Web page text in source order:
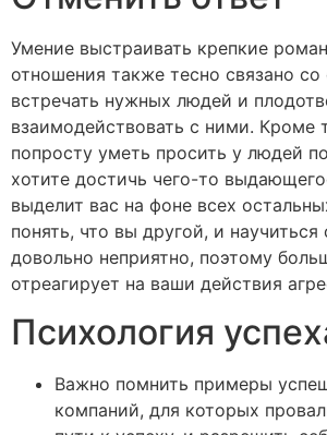
Умение выстраивать крепкие
отношения также тесно связано
встречать нужных людей и
взаимодействовать с ними. Кроме
попросту уметь просить у людей
хотите достичь чего-то
выделит вас на фоне всех
понять, что вы другой, и
довольно неприятно, поэтому
отреагирует на ваши действия
Психология
Важно помнить примеры
компаний, для которых